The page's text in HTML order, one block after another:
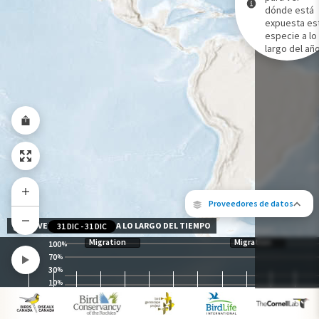
Proveedores de datos
Los siguientes socios contribuyeron
Gama de especies por estación
Gama de verano
Rango de invierno
Rango a lo largo del año
dónde está
expuesta
especie a lo
largo del
100%
70%
30%
10%
Migration Migration
31 DIC -31 DIC
NIVEL DE EXPOSICIÓN A LO LARGO DEL TIEMPO